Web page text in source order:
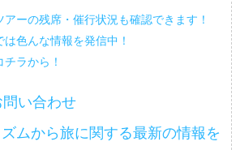
ーの残席・催行状況も確認できます！
色んな情報を発信中！
ラから！
い合わせ
ムから旅に関する最新の情報を